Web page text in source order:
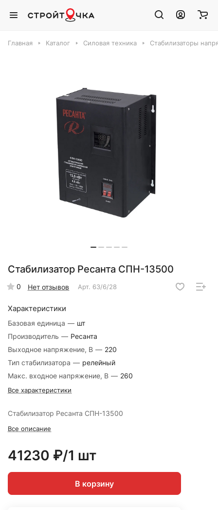
Главная Каталог Силовая техника Стабилизаторы
Стабилизатор Ресанта СПН-13500
0 Нет отзывов Арт. 63/6/28
Характеристики
Базовая единица — шт
Производитель — Ресанта
Выходное напряжение, В — 220
Тип стабилизатора — релейный
Макс. входное напряжение, В — 260
Все характеристики
Стабилизатор Ресанта СПН-13500
Все описание
41230 ₽/1 шт
В корзину